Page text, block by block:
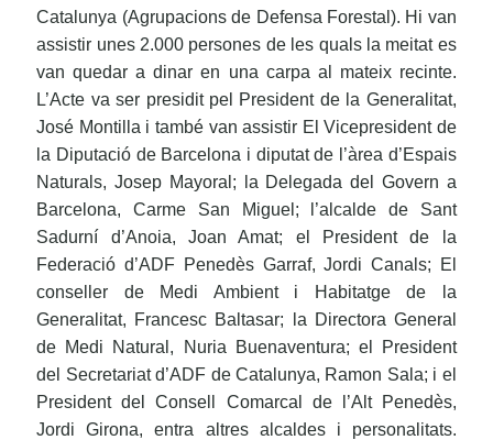
Catalunya (Agrupacions de Defensa Forestal). Hi van
assistir unes 2.000 persones de les quals la meitat es
van quedar a dinar en una carpa al mateix recinte.
L’Acte va ser presidit pel President de la Generalitat,
José Montilla i també van assistir El Vicepresident de
la Diputació de Barcelona i diputat de l’àrea d’Espais
Naturals, Josep Mayoral; la Delegada del Govern a
Barcelona, Carme San Miguel; l’alcalde de Sant
Sadurní d’Anoia, Joan Amat; el President de la
Federació d’ADF Penedès Garraf, Jordi Canals; El
conseller de Medi Ambient i Habitatge de la
Generalitat, Francesc Baltasar; la Directora General
de Medi Natural, Nuria Buenaventura; el President
del Secretariat d’ADF de Catalunya, Ramon Sala; i el
President del Consell Comarcal de l’Alt Penedès,
Jordi Girona, entra altres alcaldes i personalitats.